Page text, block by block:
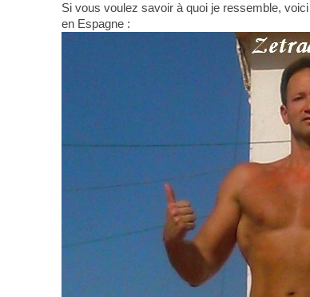
Si vous voulez savoir à quoi je ressemble,
en Espagne :